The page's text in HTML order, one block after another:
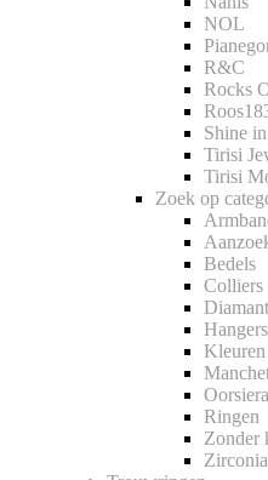
NOL
R&C
Rocks
Shine
Tirisi
Tirisi
Zoek op
Bedels
Colliers
Hangers
Kleuren
Ringen
Zonder